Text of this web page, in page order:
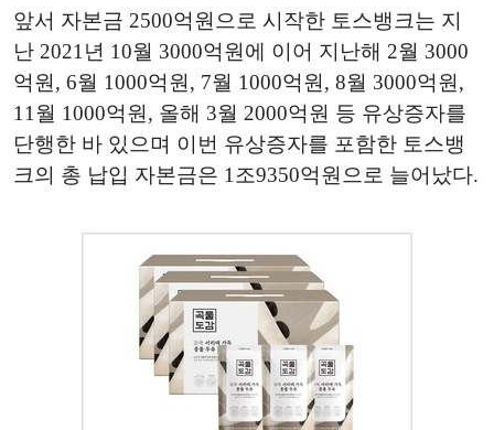
앞서 자본금 2500억원으로 시작한 토스뱅크는 지
난 2021년 10월 3000억원에 이어 지난해 2월 3000
억원, 6월 1000억원, 7월 1000억원, 8월 3000억원,
11월 1000억원, 올해 3월 2000억원 등 유상증자를
단행한 바 있으며 이번 유상증자를 포함한 토스뱅
크의 총 납입 자본금은 1조9350억원으로 늘어났다.